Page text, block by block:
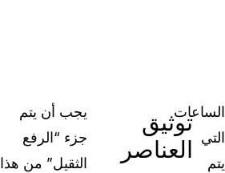
الساعات
التي
يتم
توثيق
العناصر
يجب أن يتم
جزء “الرفع
الثقيل” من هذا